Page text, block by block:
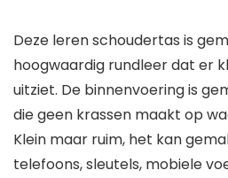
Deze leren schoudertas is
hoogwaardig rundleer dat er
uitziet. De binnenvoering is
die geen krassen maakt op
Klein maar ruim, het kan
telefoons, sleutels, mobiele